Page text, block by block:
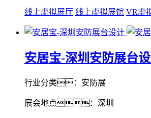
线上虚拟展厅 线上虚拟展馆 VR虚
安居宝-深圳安防展台
行业分类：安防展
展会地点：深圳